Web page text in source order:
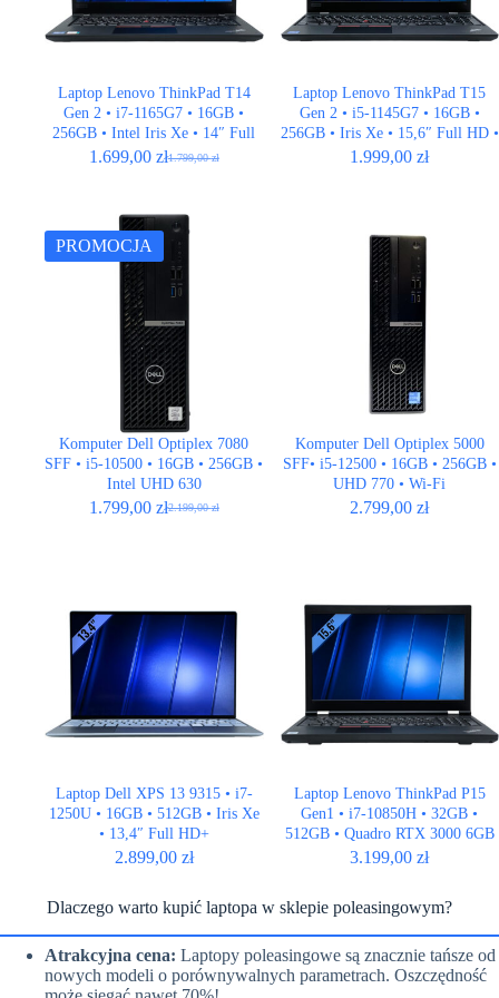
Laptop Lenovo ThinkPad T14
Gen 2 • i7-1165G7 • 16GB •
256GB • Intel Iris Xe • 14″ Full
HD 1.799,00zł
Pierwotna
1.799,00 zł.
1.699,00 zł
Aktualna
1.699,00 zł.
Laptop Lenovo ThinkPad T15
Gen 2 • i5-1145G7 • 16GB •
256GB • Iris Xe • 15,6″ Full HD •
QWERTY US
1.999,00zł
PROMOCJA
Komputer Dell Optiplex 7080
SFF • i5-10500 • 16GB • 256GB •
Intel UHD 630
2.199,00zł
Pierwotna
1.799,00 zł
Aktualna
Komputer Dell Optiplex 5000
SFF• i5-12500 • 16GB • 256GB •
UHD 770 • Wi-Fi
2.799,00zł
Laptop Dell XPS 13 9315 • i7-
1250U • 16GB • 512GB • Iris Xe
• 13,4″ Full HD+
2.899,00 zł
Laptop Lenovo ThinkPad P15
Gen1 • i7-10850H • 32GB •
512GB • Quadro RTX 3000 6GB
• 15,6″ 1920×1080
3.199,00zł
Dlaczego warto kupić laptopa w sklepie poleasingowym?
Atrakcyjna cena: Laptopy poleasingowe są znacznie tańsze od
nowych modeli o porównywalnych parametrach. Oszczędność